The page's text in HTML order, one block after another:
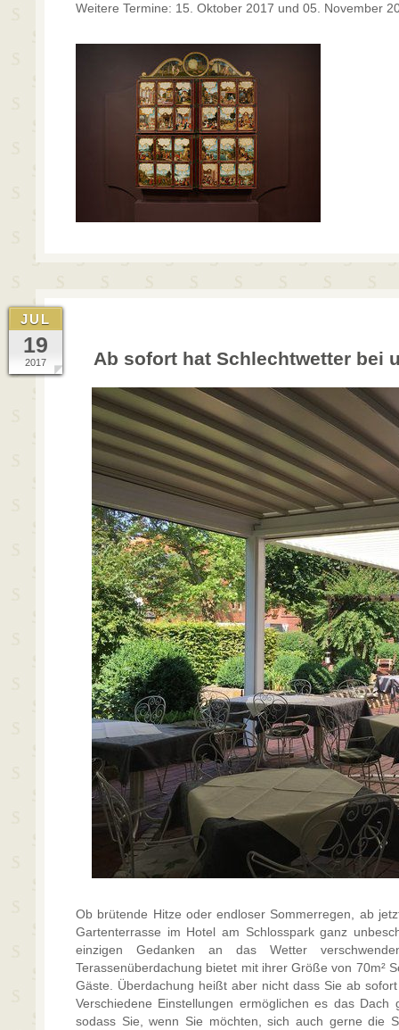
Weitere Termine: 15. Oktober 2017 und 05. November
2017
19
JUL
Ab sofort hat Schlechtwetter bei
Ob brütende Hitze oder endloser Sommerregen, ab
Gartenterrasse im Hotel am Schlosspark ganz
einzigen Gedanken an das Wetter
Terassenüberdachung bietet mit ihrer Größe von 70m²
Gäste. Überdachung heißt aber nicht dass Sie ab
Verschiedene Einstellungen ermöglichen es das
sodass Sie, wenn Sie möchten, sich auch gerne die